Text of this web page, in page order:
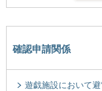
確認申請関係
遊戯施設において